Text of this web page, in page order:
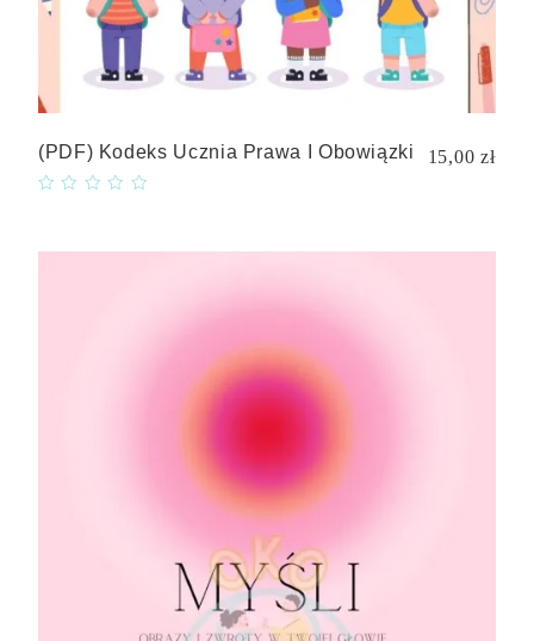
(PDF) Kodeks Ucznia Prawa I Obowiązki 15,00 zł